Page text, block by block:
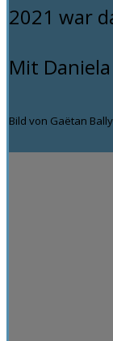
2021 war
Mit
Bild von Gaëtan